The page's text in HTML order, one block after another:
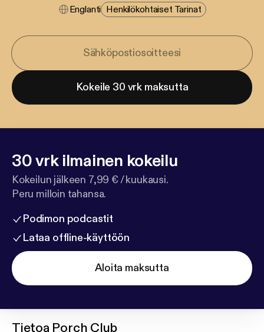
Englanti Henkilökohtaiset Tarinat
Kokeile 30 vrk maksutta
30 vrk ilmainen kokeilu
Kokeilun jälkeen 7,99 € / kuukausi.
Peru milloin tahansa.
Podimon podcastit
Lataa offline-käyttöön
Aloita maksutta
Tietoa Porch Club